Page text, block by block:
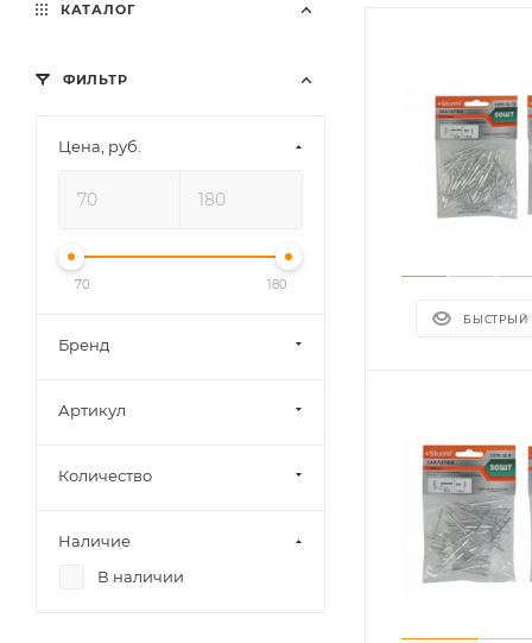
БЫСТРЫЙ
КАТАЛОГ
ФИЛЬТР
Цена, руб.
70 180
Бренд
Артикул
Количество
Наличие
В наличии